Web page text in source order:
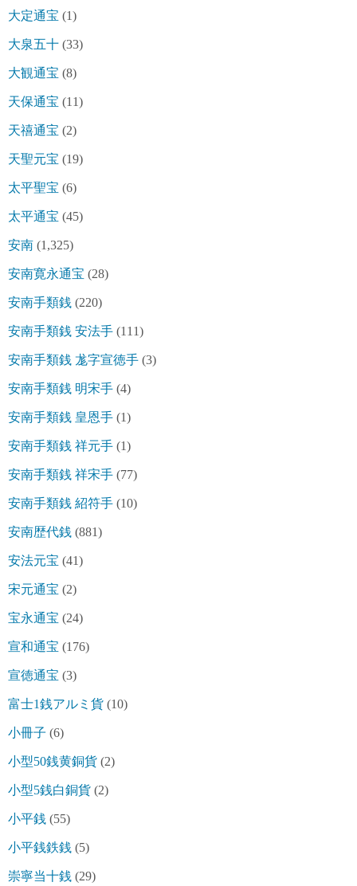
大定通宝 (1)
大泉五十 (33)
大観通宝 (8)
天保通宝 (11)
天禧通宝 (2)
天聖元宝 (19)
太平聖宝 (6)
太平通宝 (45)
安南 (1,325)
安南寛永通宝 (28)
安南手類銭 (220)
安南手類銭 安法手 (111)
安南手類銭 尨字宣徳手 (3)
安南手類銭 明宋手 (4)
安南手類銭 皇恩手 (1)
安南手類銭 祥元手 (1)
安南手類銭 祥宋手 (77)
安南手類銭 紹符手 (10)
安南歴代銭 (881)
安法元宝 (41)
宋元通宝 (2)
宝永通宝 (24)
宣和通宝 (176)
宣徳通宝 (3)
富士1銭アルミ貨 (10)
小冊子 (6)
小型50銭黄銅貨 (2)
小型5銭白銅貨 (2)
小平銭 (55)
小平銭鉄銭 (5)
崇寧当十銭 (29)